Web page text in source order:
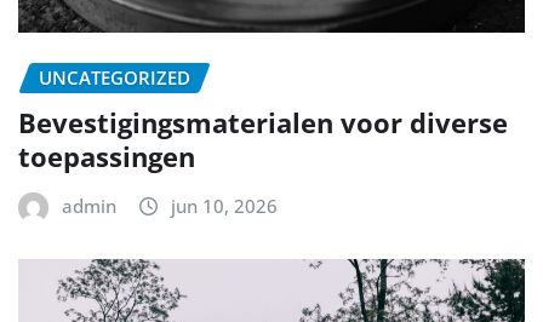
UNCATEGORIZED
Bevestigingsmaterialen voor diverse
toepassingen
admin jun 10, 2026